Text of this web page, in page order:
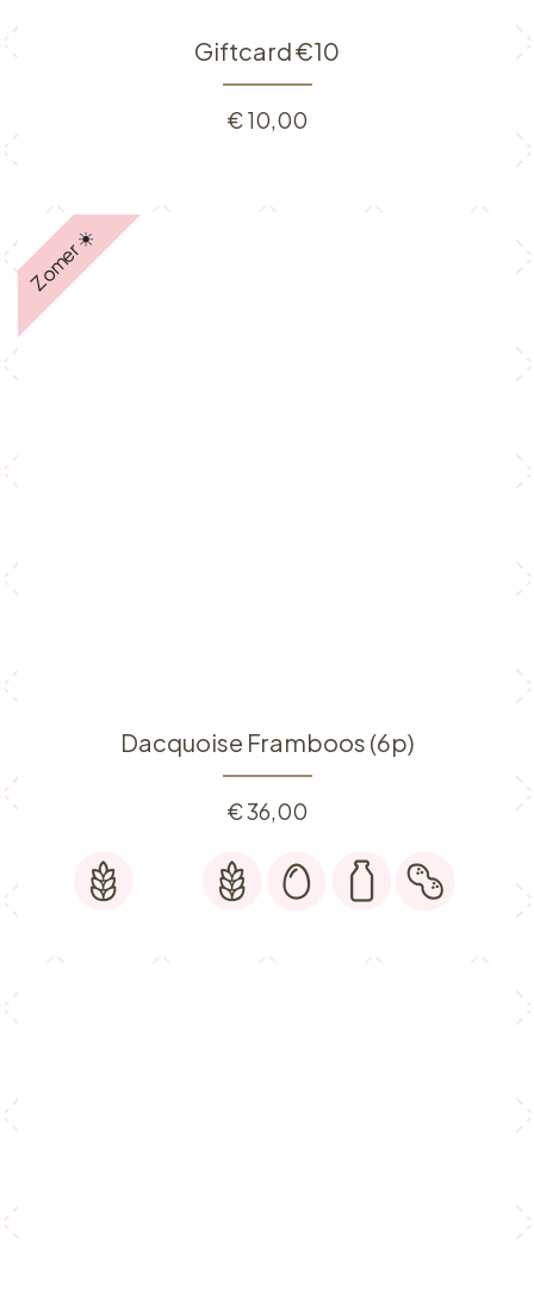
Giftcard €10
€10,00
Zomer ☀️
Dacquoise Framboos (6p)
€36,00